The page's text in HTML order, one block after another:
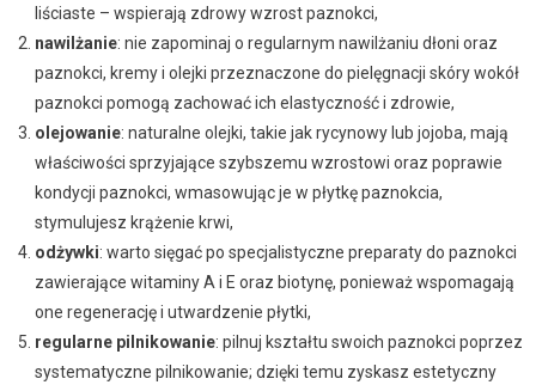
liściaste – wspierają zdrowy wzrost paznokci,
nawilżanie: nie zapominaj o regularnym nawilżaniu dłoni oraz
paznokci, kremy i olejki przeznaczone do pielęgnacji skóry wokół
paznokci pomogą zachować ich elastyczność i zdrowie,
olejowanie: naturalne olejki, takie jak rycynowy lub jojoba, mają
właściwości sprzyjające szybszemu wzrostowi oraz poprawie
kondycji paznokci, wmasowując je w płytkę paznokcia,
stymulujesz krążenie krwi,
odżywki: warto sięgać po specjalistyczne preparaty do paznokci
zawierające witaminy A i E oraz biotynę, ponieważ wspomagają
one regenerację i utwardzenie płytki,
regularne pilnikowanie: pilnuj kształtu swoich paznokci poprzez
systematyczne pilnikowanie; dzięki temu zyskasz estetyczny